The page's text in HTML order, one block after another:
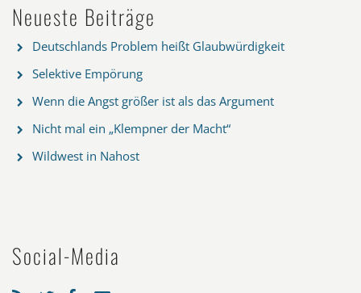
Neueste Beiträge
Deutschlands Problem heißt Glaubwürdigkeit
Selektive Empörung
Wenn die Angst größer ist als das Argument
Nicht mal ein „Klempner der Macht“
Wildwest in Nahost
Social-Media